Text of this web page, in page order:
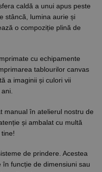
caldă a unui apus peste
stâncă, lumina aurie și
o compoziție plină de
cu echipamente
tablourilor canvas
a imaginii și culori vii
manual în atelierul nostru de
și ambalat cu multă
de prindere. Acestea
funcție de dimensiuni sau